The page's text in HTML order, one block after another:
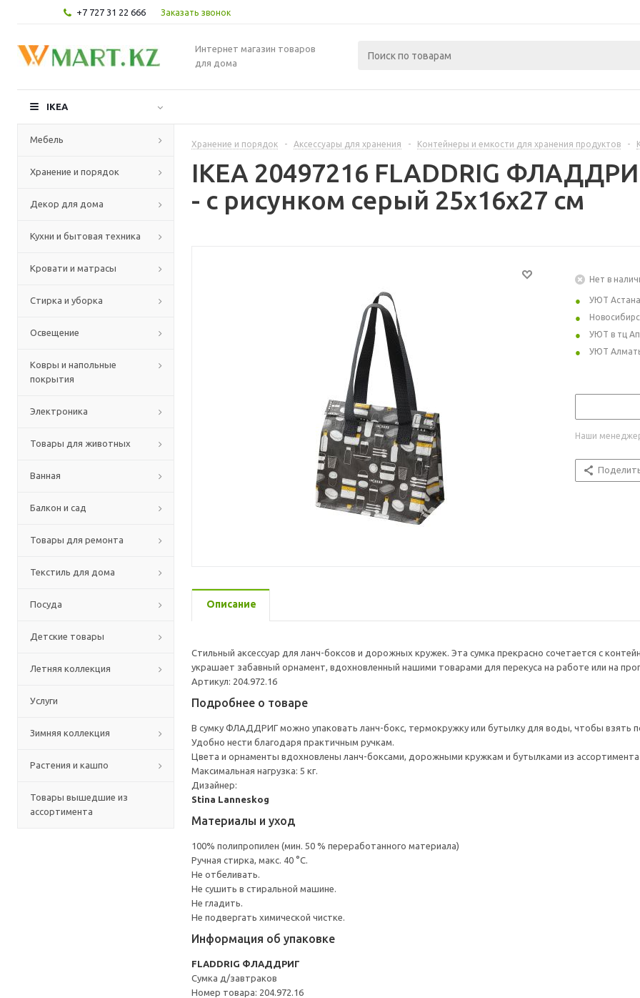
+7 727 31 22 666 Заказать звонок
Интернет магазин товаров
для дома
IKEA
Мебель
Хранение и порядок
Декор для дома
Кухни и бытовая техника
Кровати и матрасы
Стирка и уборка
Освещение
Ковры и напольные
покрытия
Электроника
Товары для животных
Ванная
Балкон и сад
Товары для ремонта
Текстиль для дома
Посуда
Детские товары
Летняя коллекция
Услуги
Зимняя коллекция
Растения и кашпо
Товары вышедшие из
ассортимента
Хранение и порядок - Аксессуары для хранения - Контейнеры и емкости для хранения продуктов -
IKEA 20497216 FLADDRIG
- с рисунком серый 25x16x27 см
Нет в
УЮТ Астана
УЮТ в тц
УЮТ
Наши
Описание
Стильный аксессуар для ланч-боксов и дорожных кружек. Эта сумка прекрасно сочетается с
украшает забавный орнамент, вдохновленный нашими товарами для перекуса на работе или на
Артикул: 204.972.16
Подробнее о товаре
В сумку ФЛАДДРИГ можно упаковать ланч-бокс, термокружку или бутылку для воды, чтобы взять
Удобно нести благодаря практичным ручкам.
Цвета и орнаменты вдохновлены ланч-боксами, дорожными кружкам и бутылками из
Максимальная нагрузка: 5 кг.
Дизайнер:
Stina Lanneskog
Материалы и уход
100% полипропилен (мин. 50 % переработанного материала)
Ручная стирка, макс. 40 °C.
Не отбеливать.
Не сушить в стиральной машине.
Не гладить.
Не подвергать химической чистке.
Информация об упаковке
FLADDRIG ФЛАДДРИГ
Сумка д/завтраков
Номер товара: 204.972.16